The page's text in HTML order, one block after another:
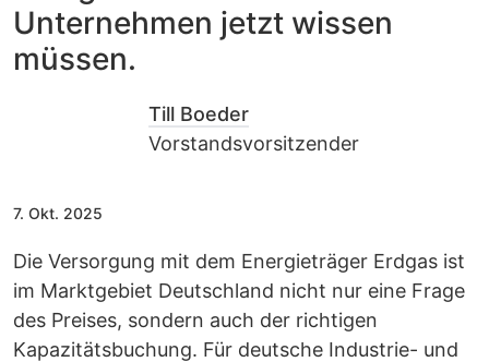
Unternehmen jetzt wissen
müssen.
Till Boeder
Vorstandsvorsitzender
7. Okt. 2025
Die Versorgung mit dem Energieträger Erdgas ist
im Marktgebiet Deutschland nicht nur eine Frage
des Preises, sondern auch der richtigen
Kapazitätsbuchung. Für deutsche Industrie- und